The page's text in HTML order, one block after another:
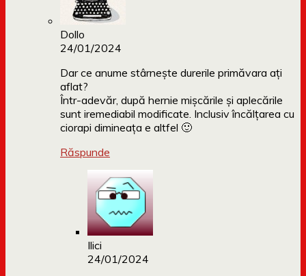
Dollo
24/01/2024
Dar ce anume stârnește durerile primăvara ați
aflat?
Într-adevăr, după hernie mișcările și aplecările
sunt iremediabil modificate. Inclusiv încălțarea cu
ciorapi dimineața e altfel 🙂
Răspunde
Ilici
24/01/2024